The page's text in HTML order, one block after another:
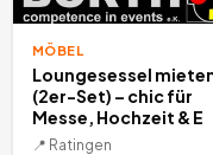
MÖBEL
Loungesessel
(2er-Set) – chic für
Messe, Hochzeit & E
📍 Ratingen